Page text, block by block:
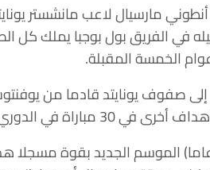
مارسيال لاعب مانشستر
في الفريق بول بوجبا يملك كل
الخمسة المقبلة.
الدوري الانجليزي في الموسم الماضي.
بوجبا (24 عاما) الموسم الجديد